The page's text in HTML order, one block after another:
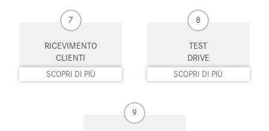
Sensore di pioggia Sensori di parcheggio anteriori
Sensori di parcheggio posteriori
Sistema di avviso di distanza Sistema di chiamata d'emergenza
Specchietti laterali elettrici
7
RICEVIMENTO
CLIENTI
SCOPRI DI PIÙ
8
TEST
DRIVE
SCOPRI DI PIÙ
9